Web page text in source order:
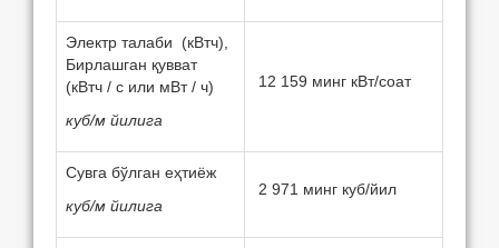
Элeктр талаби (кВтч),
Бирлашган қувват
(кВтч / с или мВт / ч)
куб/м йилига
12 159 минг кВт/соат
Сувга бўлган eҳтиёж
куб/м йилига
2 971 минг куб/йил